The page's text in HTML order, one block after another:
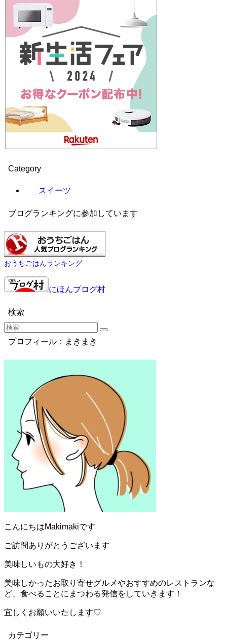
Category
スイーツ
ブログランキングに参加しています
おうちごはんランキング
にほんブログ村
検索
プロフィール：まきまき
こんにちはMakimakiです
ご訪問ありがとうございます
美味しいもの大好き！
美味しかったお取り寄せグルメやおすすめのレストランな
ど、食べることにまつわる発信をしていきます！
宜しくお願いいたします♡
カテゴリー